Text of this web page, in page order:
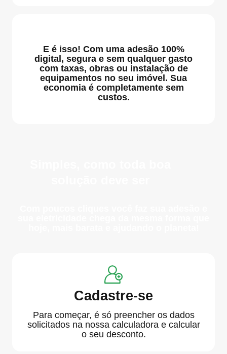
E é isso! Com uma adesão 100%
digital, segura e sem qualquer gasto
com taxas, obras ou instalação de
equipamentos no seu imóvel. Sua
economia é completamente sem
custos.
Cadastre-se
Para começar, é só preencher os dados
solicitados na nossa calculadora e calcular
o seu desconto.